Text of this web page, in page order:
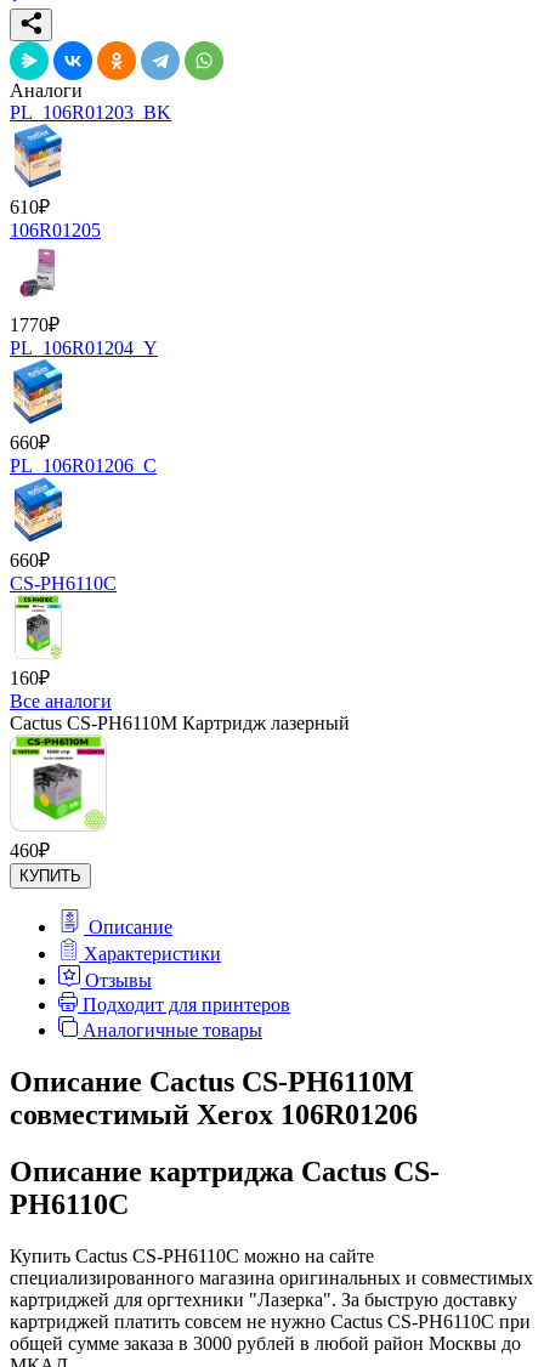
Аналоги
PL_106R01203_BK
610₽
106R01205
1770₽
PL_106R01204_Y
660₽
PL_106R01206_C
660₽
CS-PH6110C
160₽
Все аналоги
Cactus CS-PH6110M Картридж лазерный
460₽
КУПИТЬ
Описание
Характеристики
Отзывы
Подходит для принтеров
Аналогичные товары
Описание Cactus CS-PH6110M
совместимый Xerox 106R01206
Описание картриджа Cactus CS-
PH6110C
Купить Cactus CS-PH6110C можно на сайте
специализированного магазина оригинальных и совместимых
картриджей для оргтехники "Лазерка". За быструю доставку
картриджей платить совсем не нужно Cactus CS-PH6110C при
общей сумме заказа в 3000 рублей в любой район Москвы до